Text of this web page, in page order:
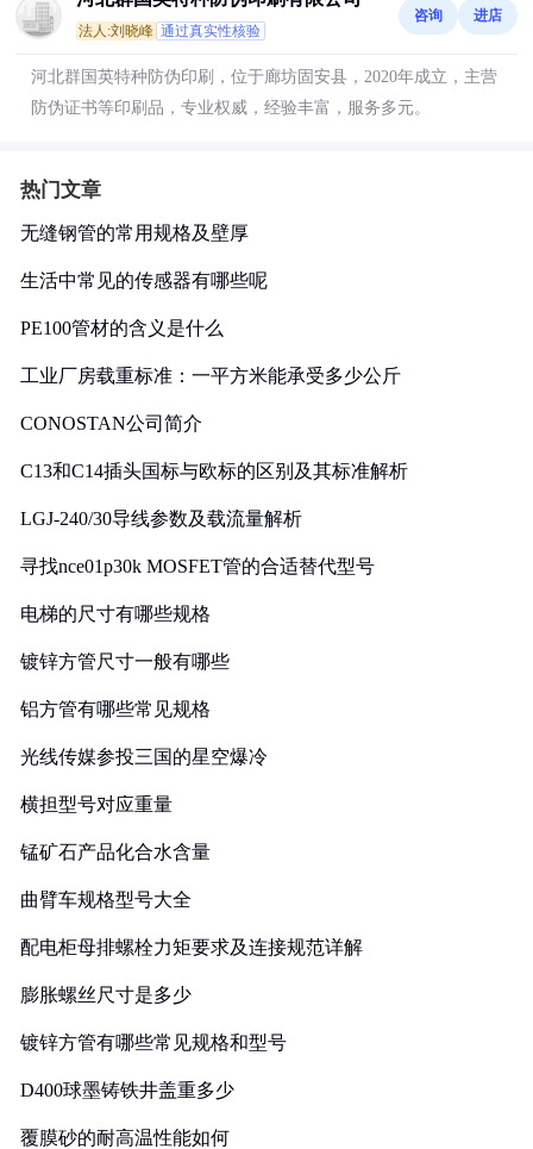
法人:刘晓峰 通过真实性核验
咨询 进店
河北群国英特种防伪印刷，位于廊坊固安县，2020年成立，主营
防伪证书等印刷品，专业权威，经验丰富，服务多元。
热门文章
无缝钢管的常用规格及壁厚
生活中常见的传感器有哪些呢
PE100管材的含义是什么
工业厂房载重标准：一平方米能承受多少公斤
CONOSTAN公司简介
C13和C14插头国标与欧标的区别及其标准解析
LGJ-240/30导线参数及载流量解析
寻找nce01p30k MOSFET管的合适替代型号
电梯的尺寸有哪些规格
镀锌方管尺寸一般有哪些
铝方管有哪些常见规格
光线传媒参投三国的星空爆冷
横担型号对应重量
锰矿石产品化合水含量
曲臂车规格型号大全
配电柜母排螺栓力矩要求及连接规范详解
膨胀螺丝尺寸是多少
镀锌方管有哪些常见规格和型号
D400球墨铸铁井盖重多少
覆膜砂的耐高温性能如何